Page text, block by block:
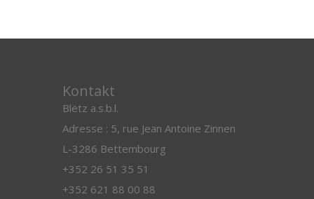
Kontakt
Blëtz a.s.b.l.
Adresse : 5, rue Jean Antoine Zinnen
L-3286 Bettembourg
+352 26 51 35 51
+352 621 88 00 88